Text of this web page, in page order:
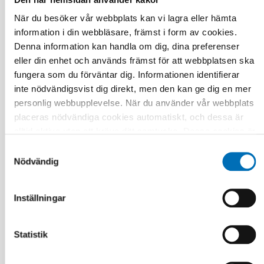
När du besöker vår webbplats kan vi lagra eller hämta
information i din webbläsare, främst i form av cookies.
Denna information kan handla om dig, dina preferenser
eller din enhet och används främst för att webbplatsen ska
fungera som du förväntar dig. Informationen identifierar
inte nödvändigsvist dig direkt, men den kan ge dig en mer
personlig webbupplevelse. När du använder vår webbplats
placeras nödvändiga cookies automatiskt, och dessa är
dess funktioner. Vi respekterar din integritet, och du kan
välja vilka ytterligare cookies (statistiska, preferens,
marknadsföring och oklassificerade) du vill acceptera.
Klicka på de olika kategorirubrikerna för att ta reda på mer
blockering av cookies kan påverka din upplevelse av
webbplatsen och de tjänster vi erbjuder. Om du har besökt
Nödvändig
Inställningar
Statistik
Relaterade nyheter